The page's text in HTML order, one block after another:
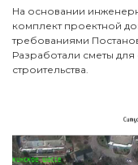
На основании
комплект проектной
требованиями
Разработали сметы
строительства.